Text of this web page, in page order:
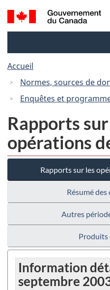
Recherche
et
Accueil
Normes, sources de
Enquêtes et
Rapports
opérations
Rapports sur les
Résumé
Autres
Produits
Information
septembre